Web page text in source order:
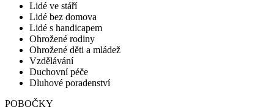
Lidé ve stáří
Lidé bez domova
Lidé s handicapem
Ohrožené rodiny
Ohrožené děti a mládež
Vzdělávání
Duchovní péče
Dluhové poradenství
POBOČKY